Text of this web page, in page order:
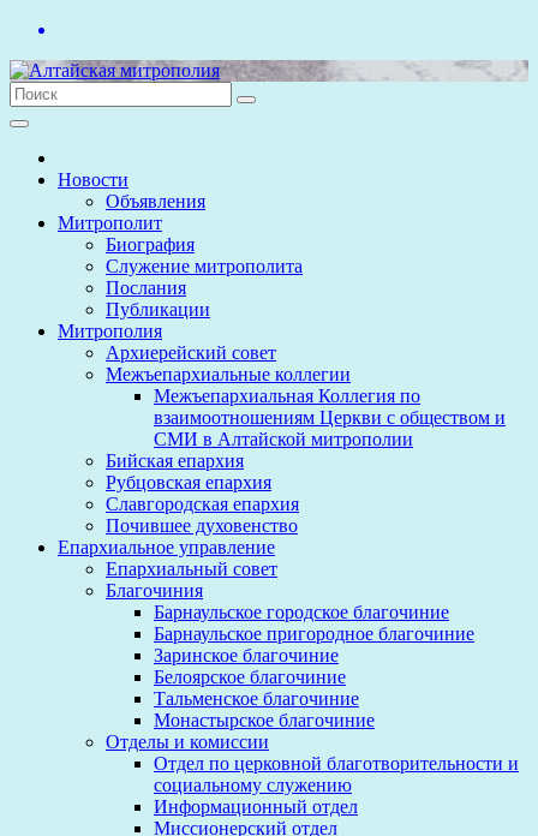
Перейти
содержимому
Новости
Объявления
Митрополит
Биография
Служение митрополита
Послания
Публикации
Митрополия
Архиерейский совет
Межъепархиальные коллегии
Межъепархиальная Коллегия по
взаимоотношениям Церкви с обществом и
СМИ в Алтайской митрополии
Бийская епархия
Рубцовская епархия
Славгородская епархия
Почившее духовенство
Епархиальное управление
Епархиальный совет
Благочиния
Барнаульское городское благочиние
Барнаульское пригородное благочиние
Заринское благочиние
Белоярское благочиние
Тальменское благочиние
Монастырское благочиние
Отделы и комиссии
Отдел по церковной благотворительности и
социальному служению
Информационный отдел
Миссионерский отдел